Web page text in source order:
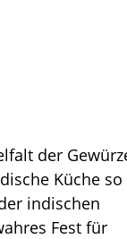
der
Küche so
indischen
Fest für